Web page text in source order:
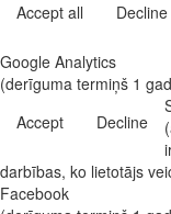
Accept all
Decline
Google Analytics
(derīguma termiņš 1
Accept
Decline
darbības, ko lietotājs
Facebook